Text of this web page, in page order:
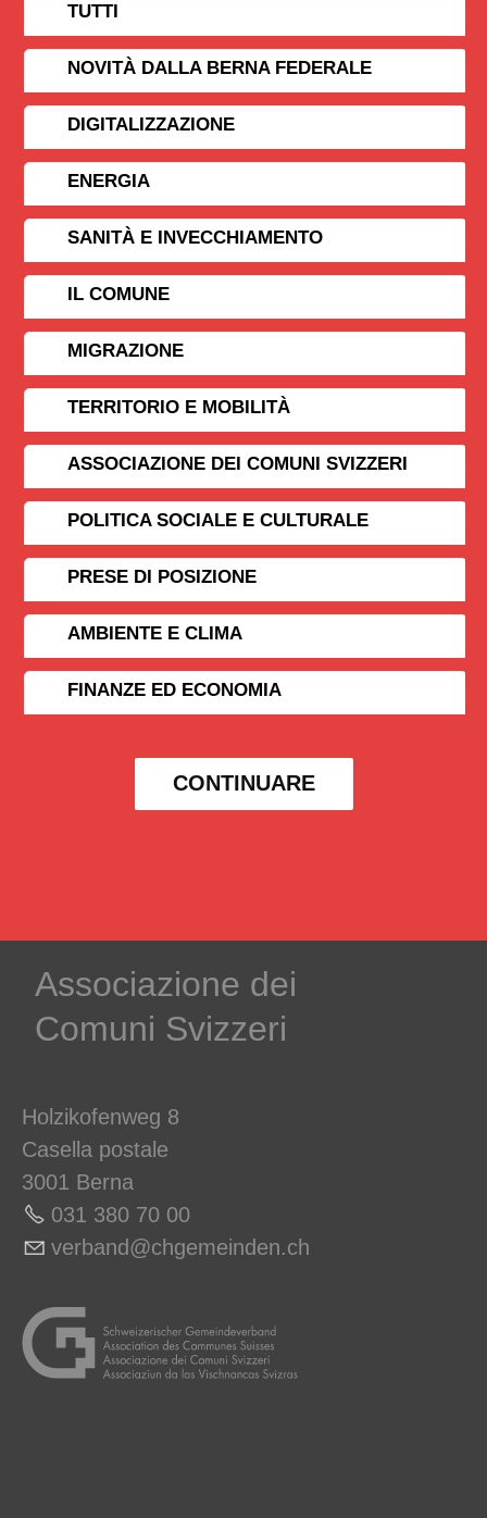
TUTTI
NOVITÀ DALLA BERNA FEDERALE
DIGITALIZZAZIONE
ENERGIA
SANITÀ E INVECCHIAMENTO
IL COMUNE
MIGRAZIONE
TERRITORIO E MOBILITÀ
ASSOCIAZIONE DEI COMUNI SVIZZERI
POLITICA SOCIALE E CULTURALE
PRESE DI POSIZIONE
AMBIENTE E CLIMA
FINANZE ED ECONOMIA
CONTINUARE
Associazione dei
Comuni Svizzeri
Holzikofenweg 8
Casella postale
3001 Berna
031 380 70 00
v rb nd chg m nd n ch